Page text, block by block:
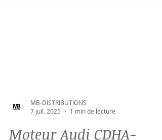
1 min de lecture